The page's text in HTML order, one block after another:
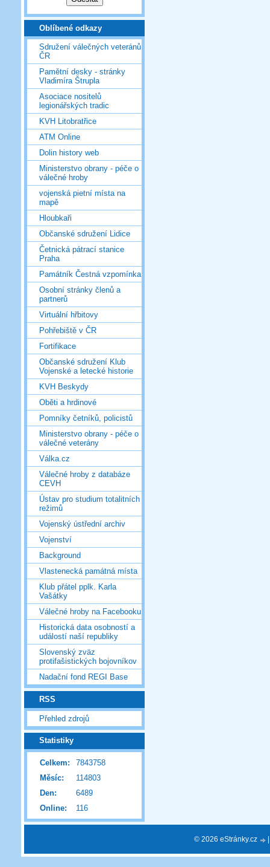
Oblíbené odkazy
Sdružení válečných veteránů
ČR
Pamětní desky - stránky
Vladimíra Štrupla
Asociace nositelů
legionářských tradic
KVH Litobratřice
ATM Online
Dolin history web
Ministerstvo obrany - péče o
válečné hroby
vojenská pietní místa na
mapě
Hloubkaři
Občanské sdružení Lidice
Četnická pátrací stanice
Praha
Památník Čestná vzpomínka
Osobní stránky členů a
partnerů
Virtuální hřbitovy
Pohřebiště v ČR
Fortifikace
Občanské sdružení Klub
Vojenské a letecké historie
KVH Beskydy
Oběti a hrdinové
Pomníky četníků, policistů
Ministerstvo obrany - péče o
válečné veterány
Válka.cz
Válečné hroby z databáze
CEVH
Ústav pro studium totalitních
režimů
Vojenský ústřední archiv
Vojenství
Background
Vlastenecká památná místa
Klub přátel pplk. Karla
Vašátky
Válečné hroby na Facebooku
Historická data osobností a
událostí naší republiky
Slovenský zväz
protifašistických bojovníkov
Nadační fond REGI Base
RSS
Přehled zdrojů
Statistiky
Online: 116
Celkem:
7843758
Měsíc:
114803
Den:
6489
© 2026 eStránky.cz